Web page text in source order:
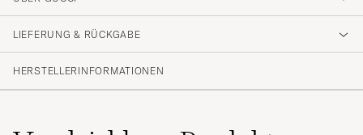
4
LIEFERUNG & RÜCKGABE
HERSTELLERINFORMATIONEN